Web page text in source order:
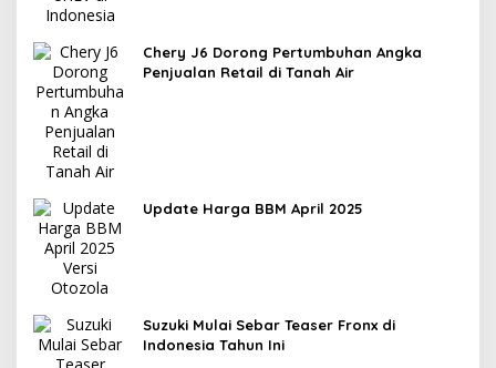
Chery J6 Dorong Pertumbuhan Angka
Penjualan Retail di Tanah Air
Update Harga BBM April 2025
Suzuki Mulai Sebar Teaser Fronx di
Indonesia Tahun Ini